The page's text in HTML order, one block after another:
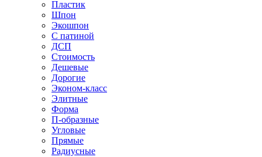
Пластик
Шпон
Экошпон
С патиной
ДСП
Стоимость
Дешевые
Дорогие
Эконом-класс
Элитные
Форма
П-образные
Угловые
Прямые
Радиусные